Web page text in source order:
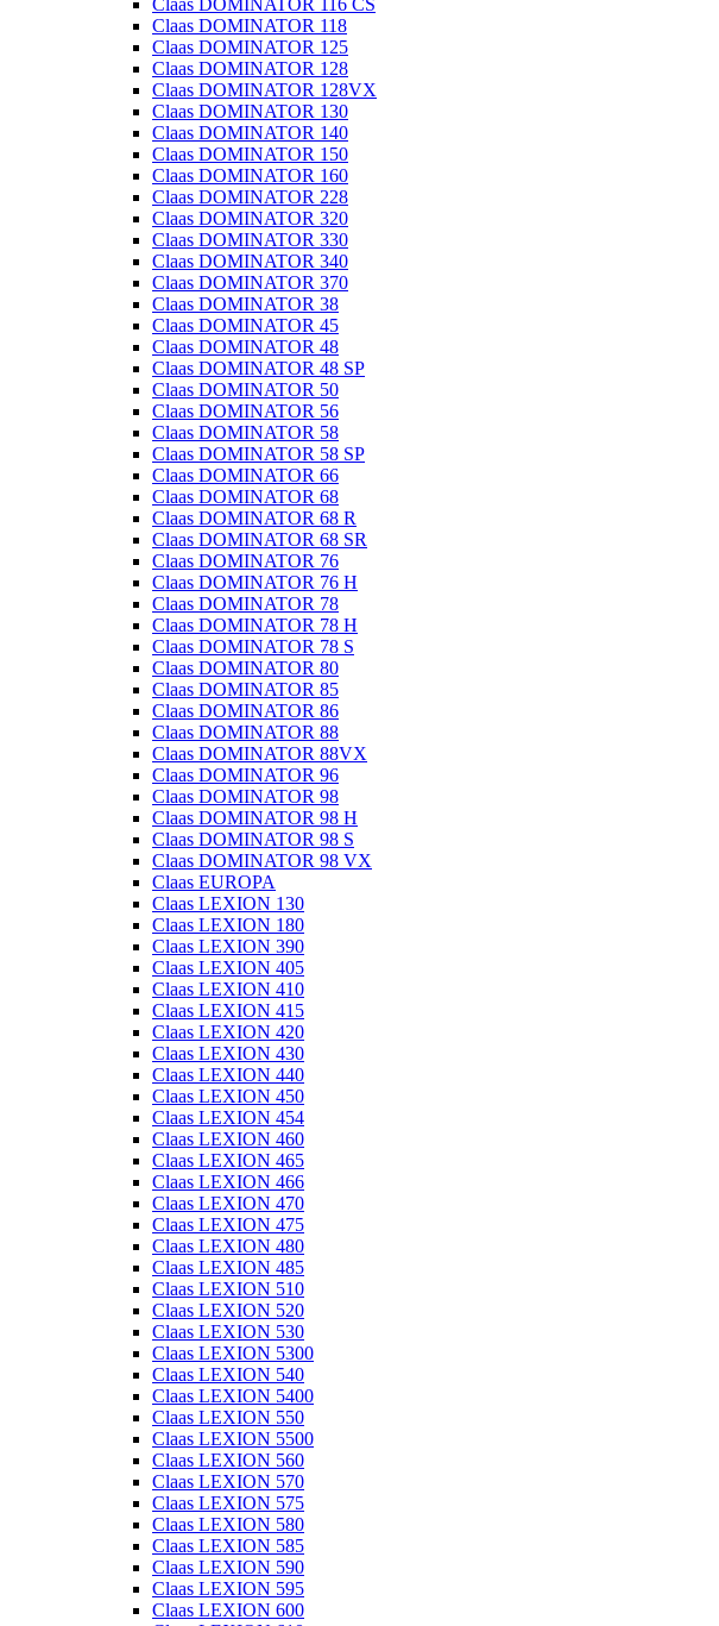
Claas DOMINATOR 116 CS
Claas DOMINATOR 118
Claas DOMINATOR 125
Claas DOMINATOR 128
Claas DOMINATOR 128VX
Claas DOMINATOR 130
Claas DOMINATOR 140
Claas DOMINATOR 150
Claas DOMINATOR 160
Claas DOMINATOR 228
Claas DOMINATOR 320
Claas DOMINATOR 330
Claas DOMINATOR 340
Claas DOMINATOR 370
Claas DOMINATOR 38
Claas DOMINATOR 45
Claas DOMINATOR 48
Claas DOMINATOR 48 SP
Claas DOMINATOR 50
Claas DOMINATOR 56
Claas DOMINATOR 58
Claas DOMINATOR 58 SP
Claas DOMINATOR 66
Claas DOMINATOR 68
Claas DOMINATOR 68 R
Claas DOMINATOR 68 SR
Claas DOMINATOR 76
Claas DOMINATOR 76 H
Claas DOMINATOR 78
Claas DOMINATOR 78 H
Claas DOMINATOR 78 S
Claas DOMINATOR 80
Claas DOMINATOR 85
Claas DOMINATOR 86
Claas DOMINATOR 88
Claas DOMINATOR 88VX
Claas DOMINATOR 96
Claas DOMINATOR 98
Claas DOMINATOR 98 H
Claas DOMINATOR 98 S
Claas DOMINATOR 98 VX
Claas EUROPA
Claas LEXION 130
Claas LEXION 180
Claas LEXION 390
Claas LEXION 405
Claas LEXION 410
Claas LEXION 415
Claas LEXION 420
Claas LEXION 430
Claas LEXION 440
Claas LEXION 450
Claas LEXION 454
Claas LEXION 460
Claas LEXION 465
Claas LEXION 466
Claas LEXION 470
Claas LEXION 475
Claas LEXION 480
Claas LEXION 485
Claas LEXION 510
Claas LEXION 520
Claas LEXION 530
Claas LEXION 5300
Claas LEXION 540
Claas LEXION 5400
Claas LEXION 550
Claas LEXION 5500
Claas LEXION 560
Claas LEXION 570
Claas LEXION 575
Claas LEXION 580
Claas LEXION 585
Claas LEXION 590
Claas LEXION 595
Claas LEXION 600